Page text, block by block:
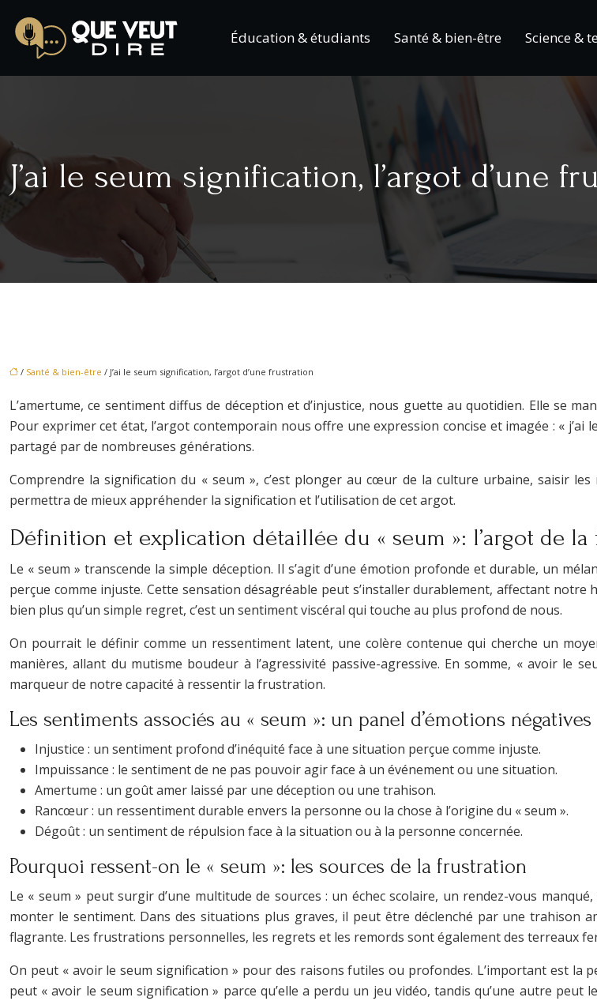
Éducation & étudiants Santé & bien-être Science &
J’ai le seum signification, l’argot d’une
/ Santé & bien-être / J’ai le seum signification, l’argot d’une frustration
L’amertume, ce sentiment diffus de déception et d’injustice, nous guette au quotidien. Elle se
Pour exprimer cet état, l’argot contemporain nous offre une expression concise et imagée : «
partagé par de nombreuses générations.
Comprendre la signification du « seum », c’est plonger au cœur de la culture urbaine, saisir
permettra de mieux appréhender la signification et l’utilisation de cet argot.
Définition et explication détaillée du « seum »: l’argot de
Le « seum » transcende la simple déception. Il s’agit d’une émotion profonde et durable, un
perçue comme injuste. Cette sensation désagréable peut s’installer durablement, affectant
bien plus qu’un simple regret, c’est un sentiment viscéral qui touche au plus profond de nous.
On pourrait le définir comme un ressentiment latent, une colère contenue qui cherche un
manières, allant du mutisme boudeur à l’agressivité passive-agressive. En somme, « avoir le
marqueur de notre capacité à ressentir la frustration.
Les sentiments associés au « seum »: un panel d’émotions négatives
Injustice : un sentiment profond d’inéquité face à une situation perçue comme injuste.
Impuissance : le sentiment de ne pas pouvoir agir face à un événement ou une situation.
Amertume : un goût amer laissé par une déception ou une trahison.
Rancœur : un ressentiment durable envers la personne ou la chose à l’origine du « seum ».
Dégoût : un sentiment de répulsion face à la situation ou à la personne concernée.
Pourquoi ressent-on le « seum »: les sources de la frustration
Le « seum » peut surgir d’une multitude de sources : un échec scolaire, un rendez-vous
monter le sentiment. Dans des situations plus graves, il peut être déclenché par une trahison
flagrante. Les frustrations personnelles, les regrets et les remords sont également des terreaux
On peut « avoir le seum signification » pour des raisons futiles ou profondes. L’important est
peut « avoir le seum signification » parce qu’elle a perdu un jeu vidéo, tandis qu’une autre